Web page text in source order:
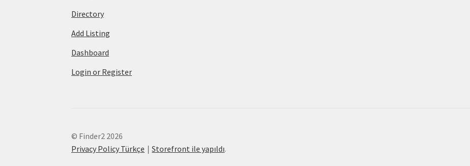
Directory
Add Listing
Dashboard
Login or Register
© Finder2 2026
Privacy Policy Türkçe
Storefront ile yapıldı.